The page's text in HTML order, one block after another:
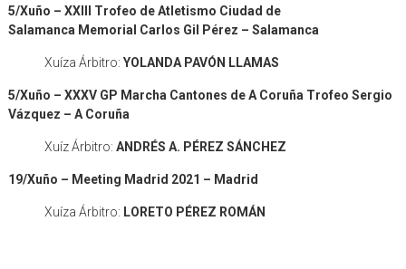
5/Xuño – XXIII Trofeo de Atletismo Ciudad de
Salamanca Memorial Carlos Gil Pérez – Salamanca
Xuíza Árbitro: YOLANDA PAVÓN LLAMAS
5/Xuño – XXXV GP Marcha Cantones de A Coruña Trofeo Sergio
Vázquez – A Coruña
Xuíz Árbitro: ANDRÉS A. PÉREZ SÁNCHEZ
19/Xuño – Meeting Madrid 2021 – Madrid
Xuíza Árbitro: LORETO PÉREZ ROMÁN